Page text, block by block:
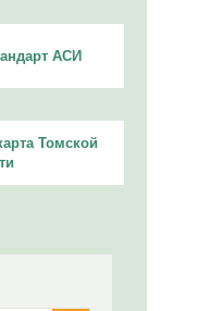
АСИ
Томской